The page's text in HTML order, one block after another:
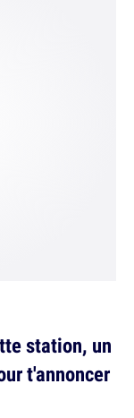
station, un
t'annoncer